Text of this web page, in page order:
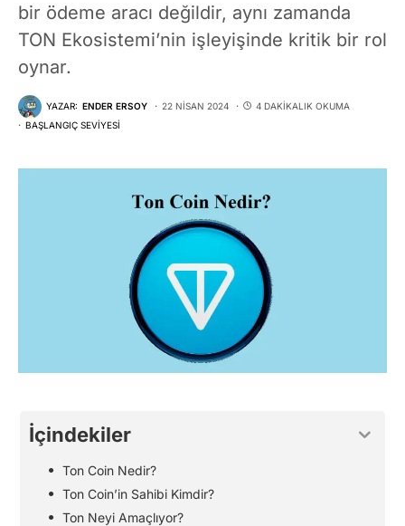
bir ödeme aracı değildir, aynı zamanda
TON Ekosistemi’nin işleyişinde kritik bir rol
oynar.
YAZAR: ENDER ERSOY 22 NISAN 2024
4 DAKIKALIK OKUMA
BAŞLANGIÇ SEVIYESI
İçindekiler
Ton Coin Nedir?
Ton Coin’in Sahibi Kimdir?
Ton Neyi Amaçlıyor?